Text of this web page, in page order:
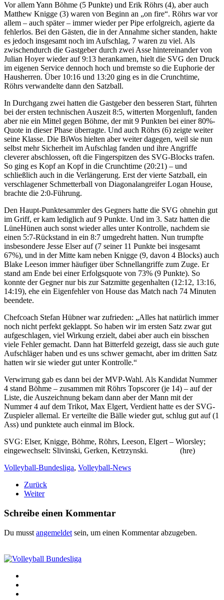
Vor allem Yann Böhme (5 Punkte) und Erik Röhrs (4), aber auch
Matthew Knigge (3) waren von Beginn an „on fire“. Röhrs war vor
allem – auch später – immer wieder per Pipe erfolgreich, agierte da
fehlerlos. Bei den Gästen, die in der Annahme sicher standen, hakte
es jedoch insgesamt noch im Aufschlag, 7 waren zu viel. Als
zwischendurch die Gastgeber durch zwei Asse hintereinander von
Julian Hoyer wieder auf 9:13 herankamen, hielt die SVG den Druck
im eigenen Service dennoch hoch und bremste so die Euphorie der
Hausherren. Über 10:16 und 13:20 ging es in die Crunchtime,
Röhrs verwandelte dann den Satzball.
In Durchgang zwei hatten die Gastgeber den besseren Start, führten
bei der ersten technischen Auszeit 8:5, witterten Morgenluft, fanden
aber nie ein Mittel gegen Böhme, der mit 9 Punkten bei einer 80%-
Quote in dieser Phase überragte. Und auch Röhrs (6) zeigte weiter
seine Klasse. Die BiWos hielten aber weiter dagegen, weil sie nun
selbst mehr Sicherheit im Aufschlag fanden und ihre Angriffe
cleverer abschlossen, oft die Fingerspitzen des SVG-Blocks trafen.
So ging es Kopf an Kopf in die Crunchtime (20:21) – und
schließlich auch in die Verlängerung. Erst der vierte Satzball, ein
verschlagener Schmetterball von Diagonalangreifer Logan House,
brachte die 2:0-Führung.
Den Haupt-Punktesammler des Gegners hatte die SVG ohnehin gut
im Griff, er kam lediglich auf 9 Punkte. Und im 3. Satz hatten die
LüneHünen auch sonst wieder alles unter Kontrolle, nachdem sie
einen 5:7-Rückstand in ein 8:7 umgedreht hatten. Nun trumpfte
insbesondere Jesse Elser auf (7 seiner 11 Punkte bei insgesamt
67%), und in der Mitte kam neben Knigge (9, davon 4 Blocks) auch
Blake Leeson immer häufiger über Schnellangriffe zum Zuge. Er
stand am Ende bei einer Erfolgsquote von 73% (9 Punkte). So
konnte der Gegner nur bis zur Satzmitte gegenhalten (12:12, 13:16,
14:19), ehe ein Eigenfehler von House das Match nach 74 Minuten
beendete.
Chefcoach Stefan Hübner war zufrieden: „Alles hat natürlich immer
noch nicht perfekt geklappt. So haben wir im ersten Satz zwar gut
aufgeschlagen, viel Wirkung erzielt, dabei aber auch ein bisschen
viele Fehler gemacht. Dann hat Bitterfeld gezeigt, dass sie auch gute
Aufschläger haben und es uns schwer gemacht, aber im dritten Satz
hatten wir sie wieder gut unter Kontrolle.“
Verwirrung gab es dann bei der MVP-Wahl. Als Kandidat Nummer
4 stand Böhme – zusammen mit Röhrs Topscorer (je 14) – auf der
Liste, die Auszeichnung bekam dann aber der Mann mit der
Nummer 4 auf dem Trikot, Max Elgert, Verdient hatte es der SVG-
Zuspieler allemal. Er verteilte die Bälle wieder gut, schlug gut auf (1
Ass) und punktete auch einmal im Block.
SVG: Elser, Knigge, Böhme, Röhrs, Leeson, Elgert – Wiorsley;
eingewechselt: Slivinski, Gerken, Ketrzynski. (hre)
Volleyball-Bundesliga, Volleyball-News
Zurück
Weiter
Schreibe einen Kommentar
Du musst angemeldet sein, um einen Kommentar abzugeben.